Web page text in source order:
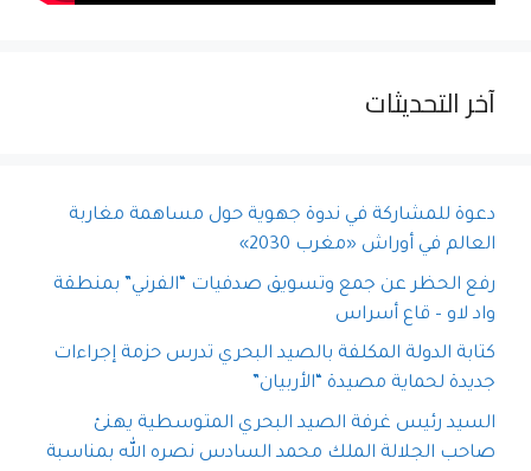
آخر التحديثات
دعوة للمشاركة في ندوة جهوية حول مساهمة مغاربة
العالم في أوراش «مغرب 2030»
رفع الحظر عن جمع وتسويق صدفيات “الفرني” بمنطقة
واد لاو – قاع أسراس
كتابة الدولة المكلفة بالصيد البحري تدرس حزمة إجراءات
جديدة لحماية مصيدة “الأربيان”
السيد رئيس غرفة الصيد البحري المتوسطية يهنئ
صاحب الجلالة الملك محمد السادس نصره الله بمناسبة